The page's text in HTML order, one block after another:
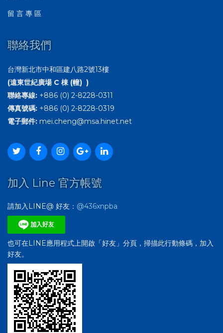
留 言 專 區
聯絡我們
台灣新北市中和區建八路2號13樓
(遠東世紀廣場 C 棟 (幢) )
聯絡專線: +886 (0) 2-8228-0311
傳真號碼: +886 (0) 2-8228-0319
電子郵件: mei.cheng@msa.hinet.net
加入 Line 官方帳號
請加入LINE@ 好友： @436xnpba
也可在LINE應用程式上開啟「好友」分頁，掃描此行動條碼，加入
好友。